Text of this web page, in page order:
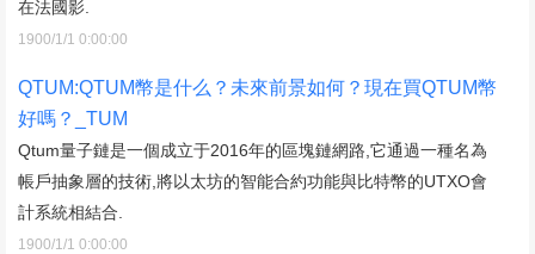
在法國影.
1900/1/1 0:00:00
QTUM:QTUM幣是什么？未來前景如何？現在買QTUM幣
好嗎？_TUM
Qtum量子鏈是一個成立于2016年的區塊鏈網路,它通過一種名為
帳戶抽象層的技術,將以太坊的智能合約功能與比特幣的UTXO會
計系統相結合.
1900/1/1 0:00:00